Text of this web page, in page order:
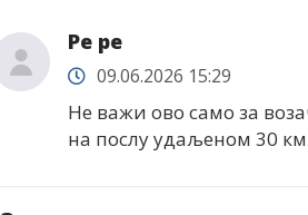
Ре ре
09.06.2026 15:29
Не важи ово само за
на послу удаљеном 30 км